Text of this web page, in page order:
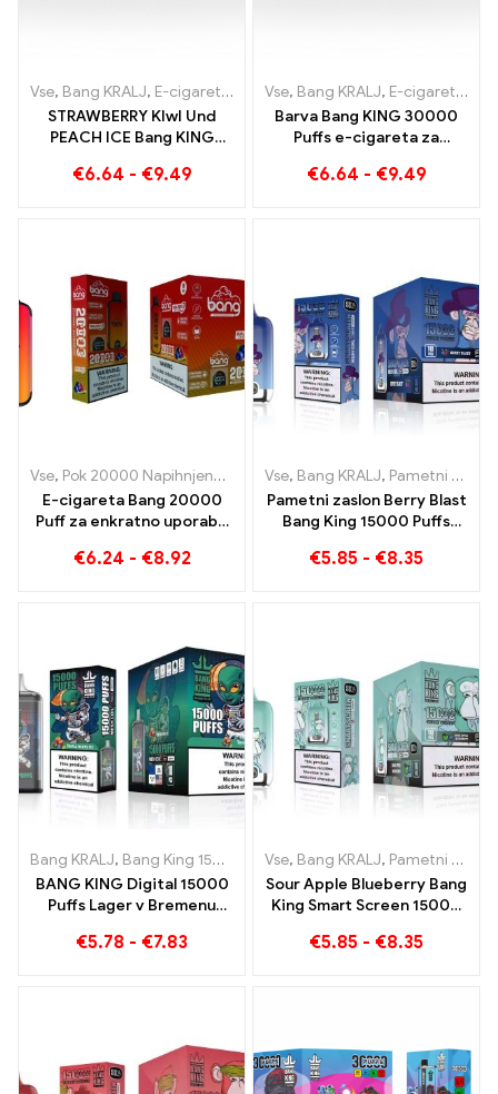
Vse, Bang KRALJ, E-cigarete za enkratno uporabo Litva ,E-
STRAWBERRY KIwI Und
PEACH ICE Bang KING
za enkratno uporabo Puffs
€6.64 - €9.49
Vse, Bang KRALJ, E-cigarete za enkratno uporabo Litva
Barva Bang KING 30000
Puffs e-cigareta za
mešanica sladke jagodne
€6.64 - €9.49
Vse, Pok 20000 Napihnjenci Bang KRALJ,E-cigarete za enkratno
E-cigareta Bang 20000
Puff za enkratno uporabo
lubenice z dvojno mrežico
€6.24 - €8.92
Vse, Bang KRALJ, Pametni zaslon Bang King 15000 Puff
Pametni zaslon Berry Blast
Bang King 15000 Puffs
za enkratno uporabo
€5.85 - €8.35
Bang KRALJ, Bang King 15000 Napihnjenci , E-cigareta za
BANG KING Digital 15000
Puffs Lager v Bremenu
treninga
€5.78 - €7.83
Vse, Bang KRALJ, Pametni zaslon Bang King 15000 Puff
Sour Apple Blueberry Bang
King Smart Screen 15000
izkušnja, polna svežih
€5.85 - €8.35